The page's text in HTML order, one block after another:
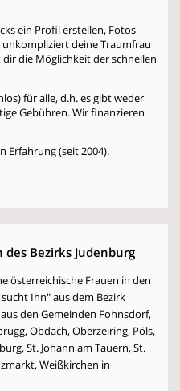
ein Profil erstellen, Fotos
deine Traumfrau
die Möglichkeit der schnellen
für alle, d.h. es gibt weder
Gebühren. Wir finanzieren
Erfahrung (seit 2004).
Bezirks Judenburg
österreichische Frauen in den
Ihn" aus dem Bezirk
den Gemeinden Fohnsdorf,
Obdach, Oberzeiring, Pöls,
St. Johann am Tauern, St.
Weißkirchen in